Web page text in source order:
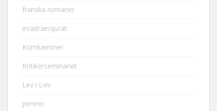
franska romaner
in/ad/ae/qu/at
Kornkammer
Kritikerseminariet
Lev i Lviv
perenn